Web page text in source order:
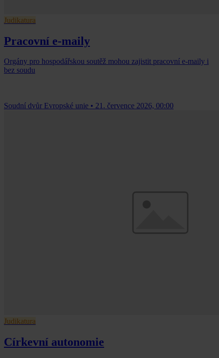
Judikatura
Pracovní e-maily
Orgány pro hospodářskou soutěž mohou zajistit pracovní e-maily i
bez soudu
Soudní dvůr Evropské unie • 21. července 2026, 00:00
Judikatura
Církevní autonomie